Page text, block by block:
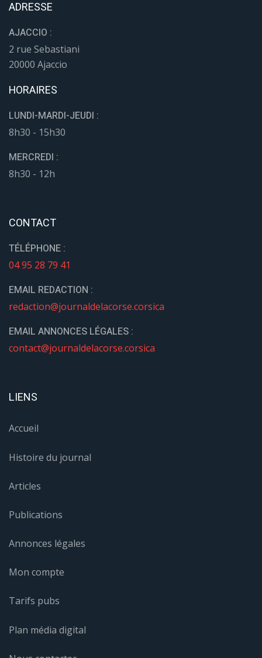
CONTACT
TÉLÉPHONE :
redaction@journaldelacorse.corsica
contact@journaldelacorse.corsica
Accueil
Histoire du journal
Articles
Publications